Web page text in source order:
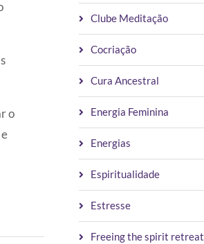
o
Clube Meditação
Cocriação
Cura Ancestral
Energia Feminina
Energias
Espiritualidade
Estresse
Freeing the spirit retreat